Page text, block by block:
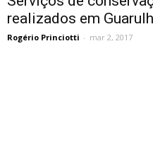
realizados em
Rogério Princiotti - mar 2, 2017